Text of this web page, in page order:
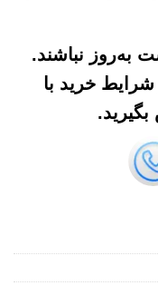
نباشند.
خرید با